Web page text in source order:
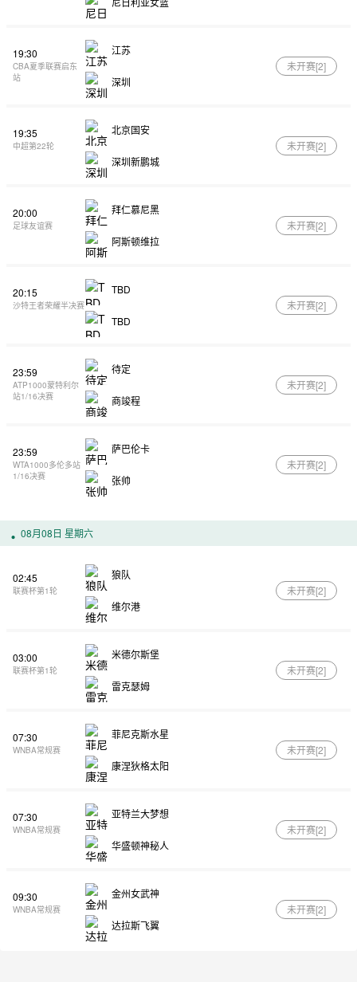
19:30
CBA夏季联赛启东
站
江苏
深圳
未开赛[2]
19:35
中超第22轮
北京国安
深圳新鹏城
未开赛[2]
20:00
足球友谊赛
拜仁慕尼黑
阿斯顿维拉
未开赛[2]
20:15
沙特王者荣耀半决赛
TBD
TBD
未开赛[2]
23:59
ATP1000蒙特利尔
站1/16决赛
待定
商竣程
未开赛[2]
23:59
WTA1000多伦多站
1/16决赛
萨巴伦卡
张帅
未开赛[2]
08月08日 星期六
02:45
联赛杯第1轮
狼队
维尔港
未开赛[2]
03:00
联赛杯第1轮
米德尔斯堡
雷克瑟姆
未开赛[2]
07:30
WNBA常规赛
菲尼克斯水星
康涅狄格太阳
未开赛[2]
07:30
WNBA常规赛
亚特兰大梦想
华盛顿神秘人
未开赛[2]
09:30
WNBA常规赛
金州女武神
达拉斯飞翼
未开赛[2]